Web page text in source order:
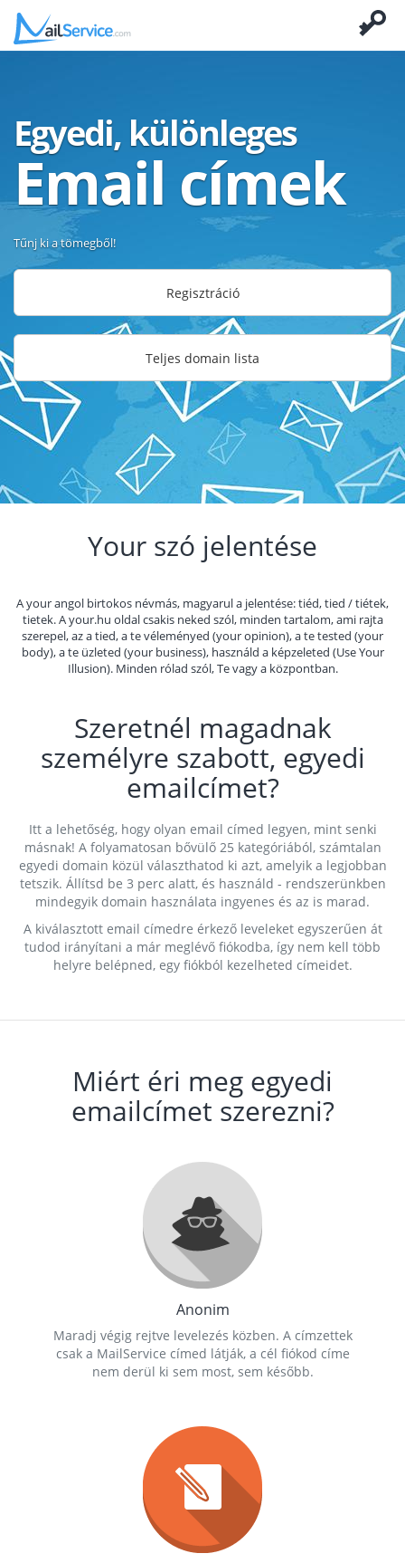
Egyedi, különleges
Email címek
Tűnj ki a tömegből!
Regisztráció
Teljes domain lista
Your szó jelentése
A your angol birtokos névmás, magyarul a jelentése: tiéd, tied / tiétek,
tietek. A your.hu oldal csakis neked szól, minden tartalom, ami rajta
szerepel, az a tied, a te véleményed (your opinion), a te tested (your
body), a te üzleted (your business), használd a képzeleted (Use Your
Illusion). Minden rólad szól, Te vagy a központban.
Szeretnél magadnak
személyre szabott, egyedi
emailcímet?
Itt a lehetőség, hogy olyan email címed legyen, mint senki
másnak! A folyamatosan bővülő 25 kategóriából, számtalan
egyedi domain közül választhatod ki azt, amelyik a legjobban
tetszik. Állítsd be 3 perc alatt, és használd - rendszerünkben
mindegyik domain használata ingyenes és az is marad.
A kiválasztott email címedre érkező leveleket egyszerűen át
tudod irányítani a már meglévő fiókodba, így nem kell több
helyre belépned, egy fiókból kezelheted címeidet.
Miért éri meg egyedi
emailcímet szerezni?
Anonim
Maradj végig rejtve levelezés közben. A címzettek
csak a MailService címed látják, a cél fiókod címe
nem derül ki sem most, sem később.